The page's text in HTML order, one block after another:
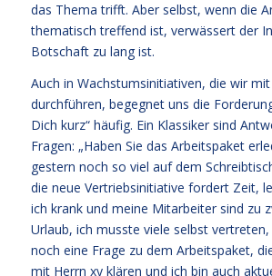
das Thema trifft. Aber selbst, wenn die
thematisch treffend ist, verwässert der
Botschaft zu lang ist.
Auch in Wachstumsinitiativen, die wir
durchführen, begegnet uns die
Dich kurz“ häufig. Ein Klassiker sind
Fragen: „Haben Sie das Arbeitspaket
gestern noch so viel auf dem
die neue Vertriebsinitiative fordert Zeit,
ich krank und meine Mitarbeiter sind zu
Urlaub, ich musste viele selbst
noch eine Frage zu dem Arbeitspaket,
mit Herrn xy klären und ich bin auch